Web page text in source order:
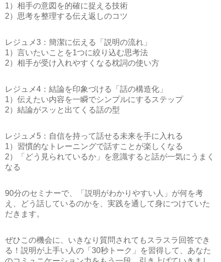
1）相手の意図を的確に捉える技術
2）思考を整理する伝え返しのコツ
レジュメ3：簡潔に伝える「説明の流れ」
1）言いたいことを1つに絞り込む思考法
2）相手が受け入れやすくなる枕詞の使い方
レジュメ4：結論を印象づける「話の構造化」
1）伝えたい内容を一瞬でシンプルにするステップ
2）結論がスッと出てくる話の型
レジュメ5：自信を持って話せる未来を手に入れる
1）習慣的なトレーニングで話すことが楽しくなる
2）「どう見られているか」を意識すると話が一気にうまく
なる
90分のセミナーで、「説明がわかりやすい人」が何を考
え、どう話しているのかを、実践を通して身につけていた
だきます。
ぜひこの機会に、 いきなり質問されてもスラスラ回答でき
る！説明が上手い人の「30秒トーク」
を習得して、あなた